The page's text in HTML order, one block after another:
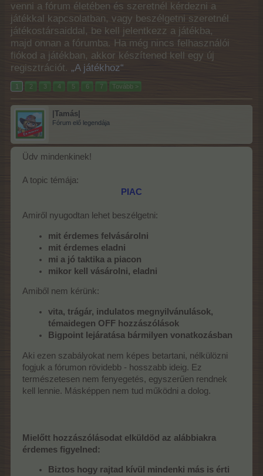
venni a fórum életében és szeretnél kérdezni a
játékkal kapcsolatban, vagy beszélgetni szeretnél
játékostársaiddal, be kell jelentkezz a játékba,
majd onnan a fórumba. Ha még nincs felhasználói
fiókod a játékban, akkor készítened kell egy új
regisztrációt. „A játékhoz“
1 2 3 4 5 6 7 Tovább >
|Tamás|
Fórum elő legendája
Üdv mindenkinek!
A topic témája:
PIAC
Amiről nyugodtan lehet beszélgetni:
mit érdemes felvásárolni
mit érdemes eladni
mi a jó taktika a piacon
mikor kell vásárolni, eladni
Amiből nem kérünk:
vita, trágár, indulatos megnyilvánulások,
témaidegen OFF hozzászólások
Bigpoint lejáratása bármilyen vonatkozásban
Aki ezen szabályokat nem képes betartani, nélkülözni
fogjuk a fórumon rövidebb - hosszabb ideig. Ez
természetesen nem fenyegetés, egyszerűen rendnek
kell lennie. Másképpen nem tud működni a dolog.
Mielőtt hozzászólásodat elküldöd az alábbiakra
érdemes figyelned:
Biztos hogy rajtad kívül mindenki más is érti